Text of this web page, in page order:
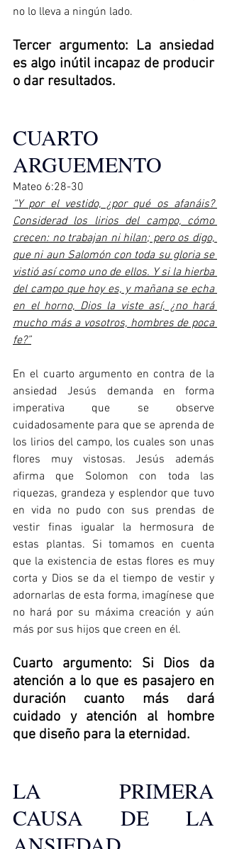
no lo lleva a ningún lado.
Tercer argumento: La ansiedad
es algo inútil incapaz de producir
o dar resultados.
CUARTO
ARGUEMENTO
Mateo 6:28-30
“Y por el vestido, ¿por qué os afanáis?
Considerad los lirios del campo, cómo
crecen: no trabajan ni hilan; pero os digo,
que ni aun Salomón con toda su gloria se
vistió así como uno de ellos. Y si la hierba
del campo que hoy es, y mañana se echa
en el horno, Dios la viste así, ¿no hará
mucho más a vosotros, hombres de poca
fe?”
En el cuarto argumento en contra de la
ansiedad Jesús demanda en forma
imperativa que se observe
cuidadosamente para que se aprenda de
los lirios del campo, los cuales son unas
flores muy vistosas. Jesús además
afirma que Solomon con toda las
riquezas, grandeza y esplendor que tuvo
en vida no pudo con sus prendas de
vestir finas igualar la hermosura de
estas plantas. Si tomamos en cuenta
que la existencia de estas flores es muy
corta y Dios se da el tiempo de vestir y
adornarlas de esta forma, imagínese que
no hará por su máxima creación y aún
más por sus hijos que creen en él.
Cuarto argumento: Si Dios da
atención a lo que es pasajero en
duración cuanto más dará
cuidado y atención al hombre
que diseño para la eternidad.
LA PRIMERA
CAUSA DE LA